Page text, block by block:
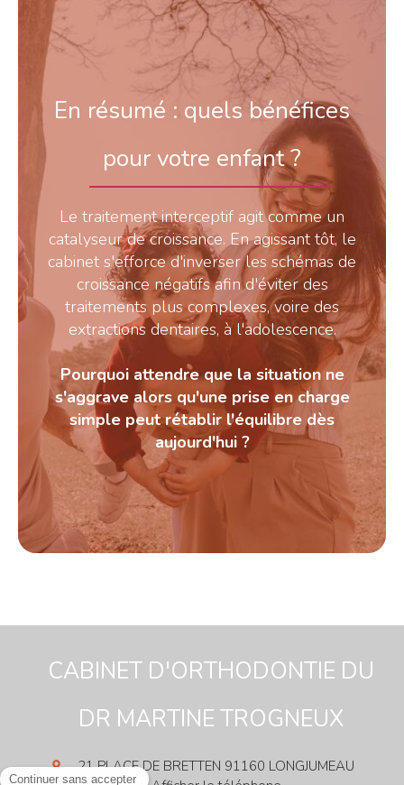
En résumé : quels bénéfices
pour votre enfant ?
Le traitement interceptif agit comme un
catalyseur de croissance. En agissant tôt, le
cabinet s'efforce d'inverser les schémas de
croissance négatifs afin d'éviter des
traitements plus complexes, voire des
extractions dentaires, à l'adolescence.
Pourquoi attendre que la situation ne
s'aggrave alors qu'une prise en charge
simple peut rétablir l'équilibre dès
aujourd'hui ?
CABINET D'ORTHODONTIE DU
DR MARTINE TROGNEUX
21 PLACE DE BRETTEN 91160 LONGJUMEAU